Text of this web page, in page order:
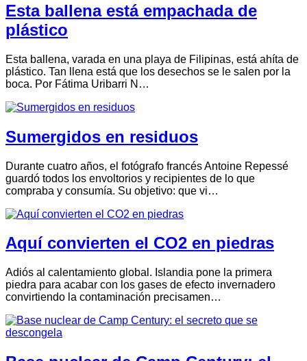
Esta ballena está empachada de
plástico
Esta ballena, varada en una playa de Filipinas, está ahíta de
plástico. Tan llena está que los desechos se le salen por la
boca. Por Fátima Uribarri N…
Sumergidos en residuos
Durante cuatro años, el fotógrafo francés Antoine Repessé
guardó todos los envoltorios y recipientes de lo que
compraba y consumía. Su objetivo: que vi…
Aquí convierten el CO2 en piedras
Adiós al calentamiento global. Islandia pone la primera
piedra para acabar con los gases de efecto invernadero
convirtiendo la contaminación precisamen…